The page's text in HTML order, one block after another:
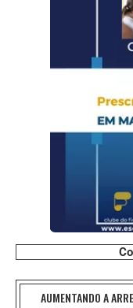
AUMENTANDO A